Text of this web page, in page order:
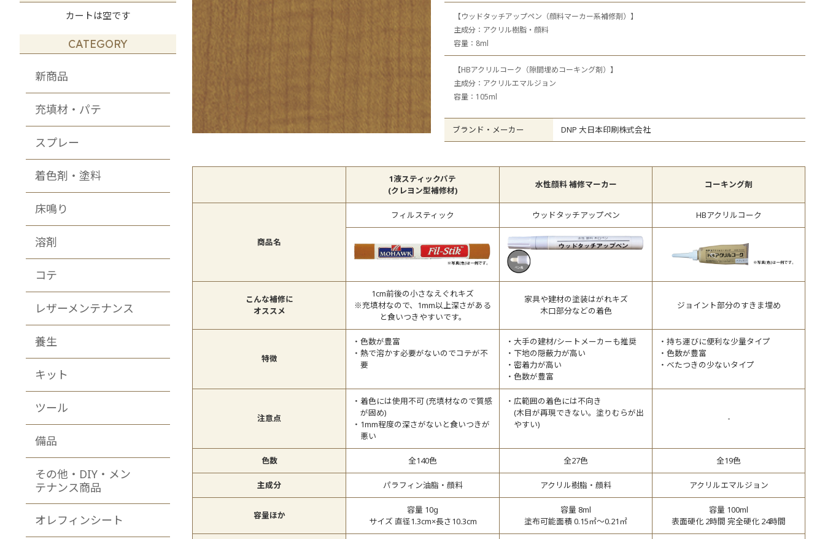
【ウッドタッチアップペン（顔料マーカー系補修剤）】
主成分：アクリル樹脂・顔料
容量：8ml
【HBアクリルコーク（隙間埋めコーキング剤）】
主成分：アクリルエマルジョン
容量：105ml
ブランド・メーカー DNP 大日本印刷株式会社
1液スティックパテ
(クレヨン型補修材)
水性顔料 補修マーカー コーキング剤
商品名
フィルスティック ウッドタッチアップペン HBアクリルコーク
こんな補修に
オススメ
1cm前後の小さなえぐれキズ
※充填材なので、1mm以上深さがある
と食いつきやすいです。
家具や建材の塗装はがれキズ
木口部分などの着色
ジョイント部分のすきま埋め
特徴
色数が豊富
熱で溶かす必要がないのでコテが不
要
大手の建材/シートメーカーも推奨
下地の隠蔽力が高い
密着力が高い
色数が豊富
持ち運びに便利な少量タイプ
色数が豊富
べたつきの少ないタイプ
注意点
着色には使用不可 (充填材なので質感
が固め)
1mm程度の深さがないと食いつきが
悪い
広範囲の着色には不向き
(木目が再現できない。塗りむらが出
やすい)
-
色数 全140色 全27色 全19色
主成分 パラフィン油脂・顔料 アクリル樹脂・顔料 アクリルエマルジョン
容量ほか
容量 10g
サイズ 直径1.3cm×長さ10.3cm
容量 8ml
塗布可能面積 0.15㎡～0.21㎡
容量 100ml
表面硬化 2時間 完全硬化 24時間
カートは空です
CATEGORY
新商品
充填材・パテ
スプレー
着色剤・塗料
床鳴り
溶剤
コテ
レザーメンテナンス
養生
キット
ツール
備品
その他・DIY・メン
テナンス商品
オレフィンシート